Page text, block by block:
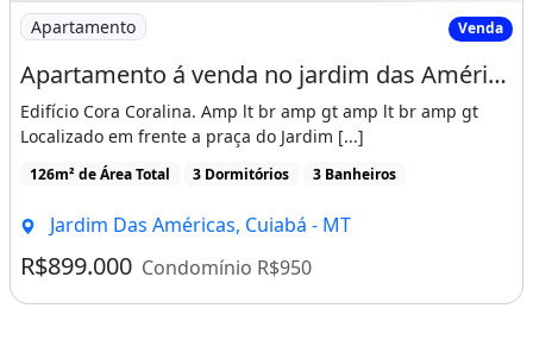
Imagem: Apartamento á venda no jardim das Américas
Apartamento Venda
Apartamento á venda no jardim das Américas, Cuiabá-MT
Edifício Cora Coralina. Amp lt br amp gt amp lt br amp gt
Localizado em frente a praça do Jardim [...]
126m² de Área Total 3 Dormitórios 3 Banheiros
Jardim Das Américas, Cuiabá - MT
R$899.000 Condomínio R$950